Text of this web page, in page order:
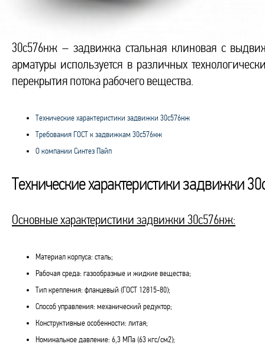
30с576нж – задвижка стальная клиновая с
арматуры используется в различных
перекрытия потока рабочего вещества.
Технические характеристики задвижки 30с576нж
Требования ГОСТ к задвижкам 30с576нж
О компании Синтез Пайп
Технические характеристики задвижки
Основные характеристики задвижки 30с576нж:
Материал корпуса: сталь;
Рабочая среда: газообразные и жидкие вещества;
Тип крепления: фланцевый (ГОСТ 12815-80);
Способ управления: механический редуктор;
Конструктивные особенности: литая;
Номинальное давление: 6,3 МПа (63 кгс/см2);